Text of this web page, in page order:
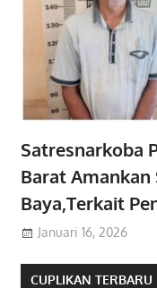
Satresnarkoba
Barat Amankan
Baya,Terkait
Januari 16, 2026
CUPLIKAN TERBARU